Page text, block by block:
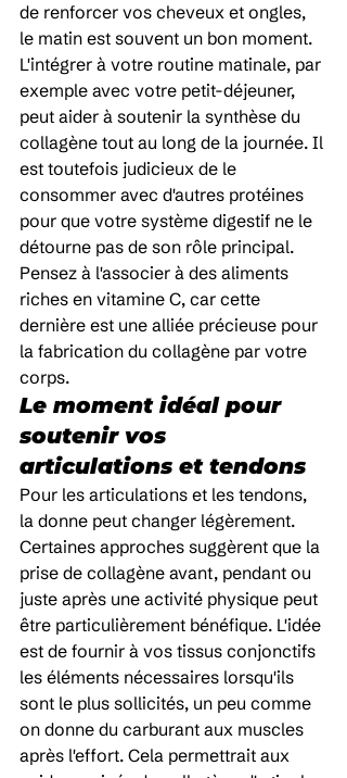
de renforcer vos cheveux et ongles,
le matin est souvent un bon moment.
L'intégrer à votre routine matinale, par
exemple avec votre petit-déjeuner,
peut aider à soutenir la synthèse du
collagène tout au long de la journée. Il
est toutefois judicieux de le
consommer avec d'autres protéines
pour que votre système digestif ne le
détourne pas de son rôle principal.
Pensez à l'associer à des aliments
riches en vitamine C, car cette
dernière est une alliée précieuse pour
la fabrication du collagène par votre
corps.
Le moment idéal pour
soutenir vos
articulations et tendons
Pour les articulations et les tendons,
la donne peut changer légèrement.
Certaines approches suggèrent que la
prise de collagène avant, pendant ou
juste après une activité physique peut
être particulièrement bénéfique. L'idée
est de fournir à vos tissus conjonctifs
les éléments nécessaires lorsqu'ils
sont le plus sollicités, un peu comme
on donne du carburant aux muscles
après l'effort. Cela permettrait aux